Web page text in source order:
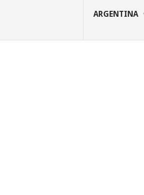
ARGENTINA